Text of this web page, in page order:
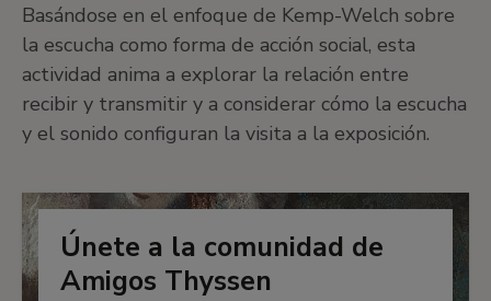
Basándose en el enfoque de Kemp-Welch sobre
la escucha como forma de acción social, esta
actividad anima a explorar la relación entre
recibir y transmitir y a considerar cómo la escucha
y el sonido configuran la visita a la exposición.
Únete a la comunidad de
Amigos Thyssen